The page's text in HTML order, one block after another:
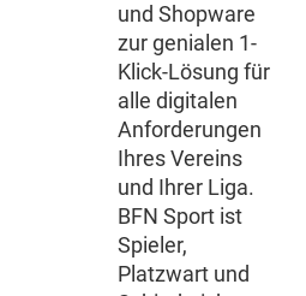
und Shopware
zur genialen 1-
Klick-Lösung für
alle digitalen
Anforderungen
Ihres Vereins
und Ihrer Liga.
BFN Sport ist
Spieler,
Platzwart und